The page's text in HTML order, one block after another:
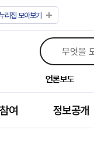
리집 모아보기
언론보도
여 정보공개